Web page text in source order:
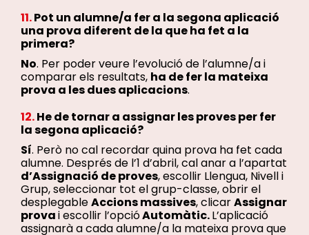
11.Pot un alumne/a fer a la segona aplicació
una prova diferent de la que ha fet a la
primera?
No. Per poder veure l’evolució de l’alumne/a i
comparar els resultats, ha de fer la mateixa
prova a les dues aplicacions.
12.He de tornar a assignar les proves per fer
la segona aplicació?
Sí. Però no cal recordar quina prova ha fet cada
alumne. Després de l’1 d’abril, cal anar a l’apartat
d’Assignació de proves, escollir Llengua, Nivell i
Grup, seleccionar tot el grup-classe, obrir el
desplegableAccions massives, clicarAssignar
provai escollir l’opcióAutomàtic.L’aplicació
assignarà a cada alumne/a la mateixa prova que